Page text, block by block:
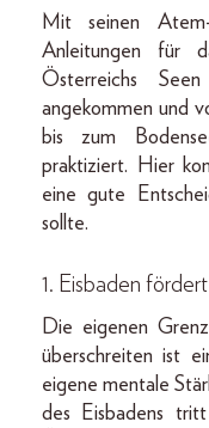
Mit seinen
Anleitungen für
Österreichs
angekommen und
bis zum
praktiziert. Hier
eine gute
sollte.
1. Eisbaden
Die eigenen
überschreiten ist
eigene mentale
des Eisbadens